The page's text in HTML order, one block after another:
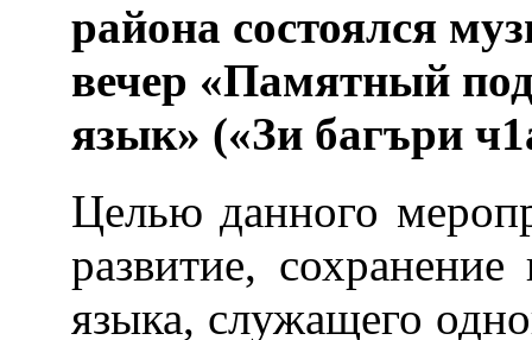
района состоялся
вечер «Памятный
язык» («Зи багъри
Целью данного
развитие,
языка, служащего